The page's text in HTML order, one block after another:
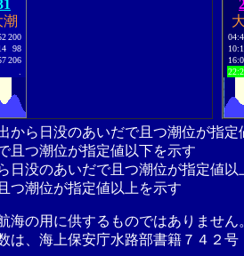
潮
200
98
206
から日没のあいだで且つ潮位が指
且つ潮位が指定値以下を示す
日没のあいだで且つ潮位が指定値以
つ潮位が指定値以上を示す
海の用に供するものではありませ
は、海上保安庁水路部書籍７４２